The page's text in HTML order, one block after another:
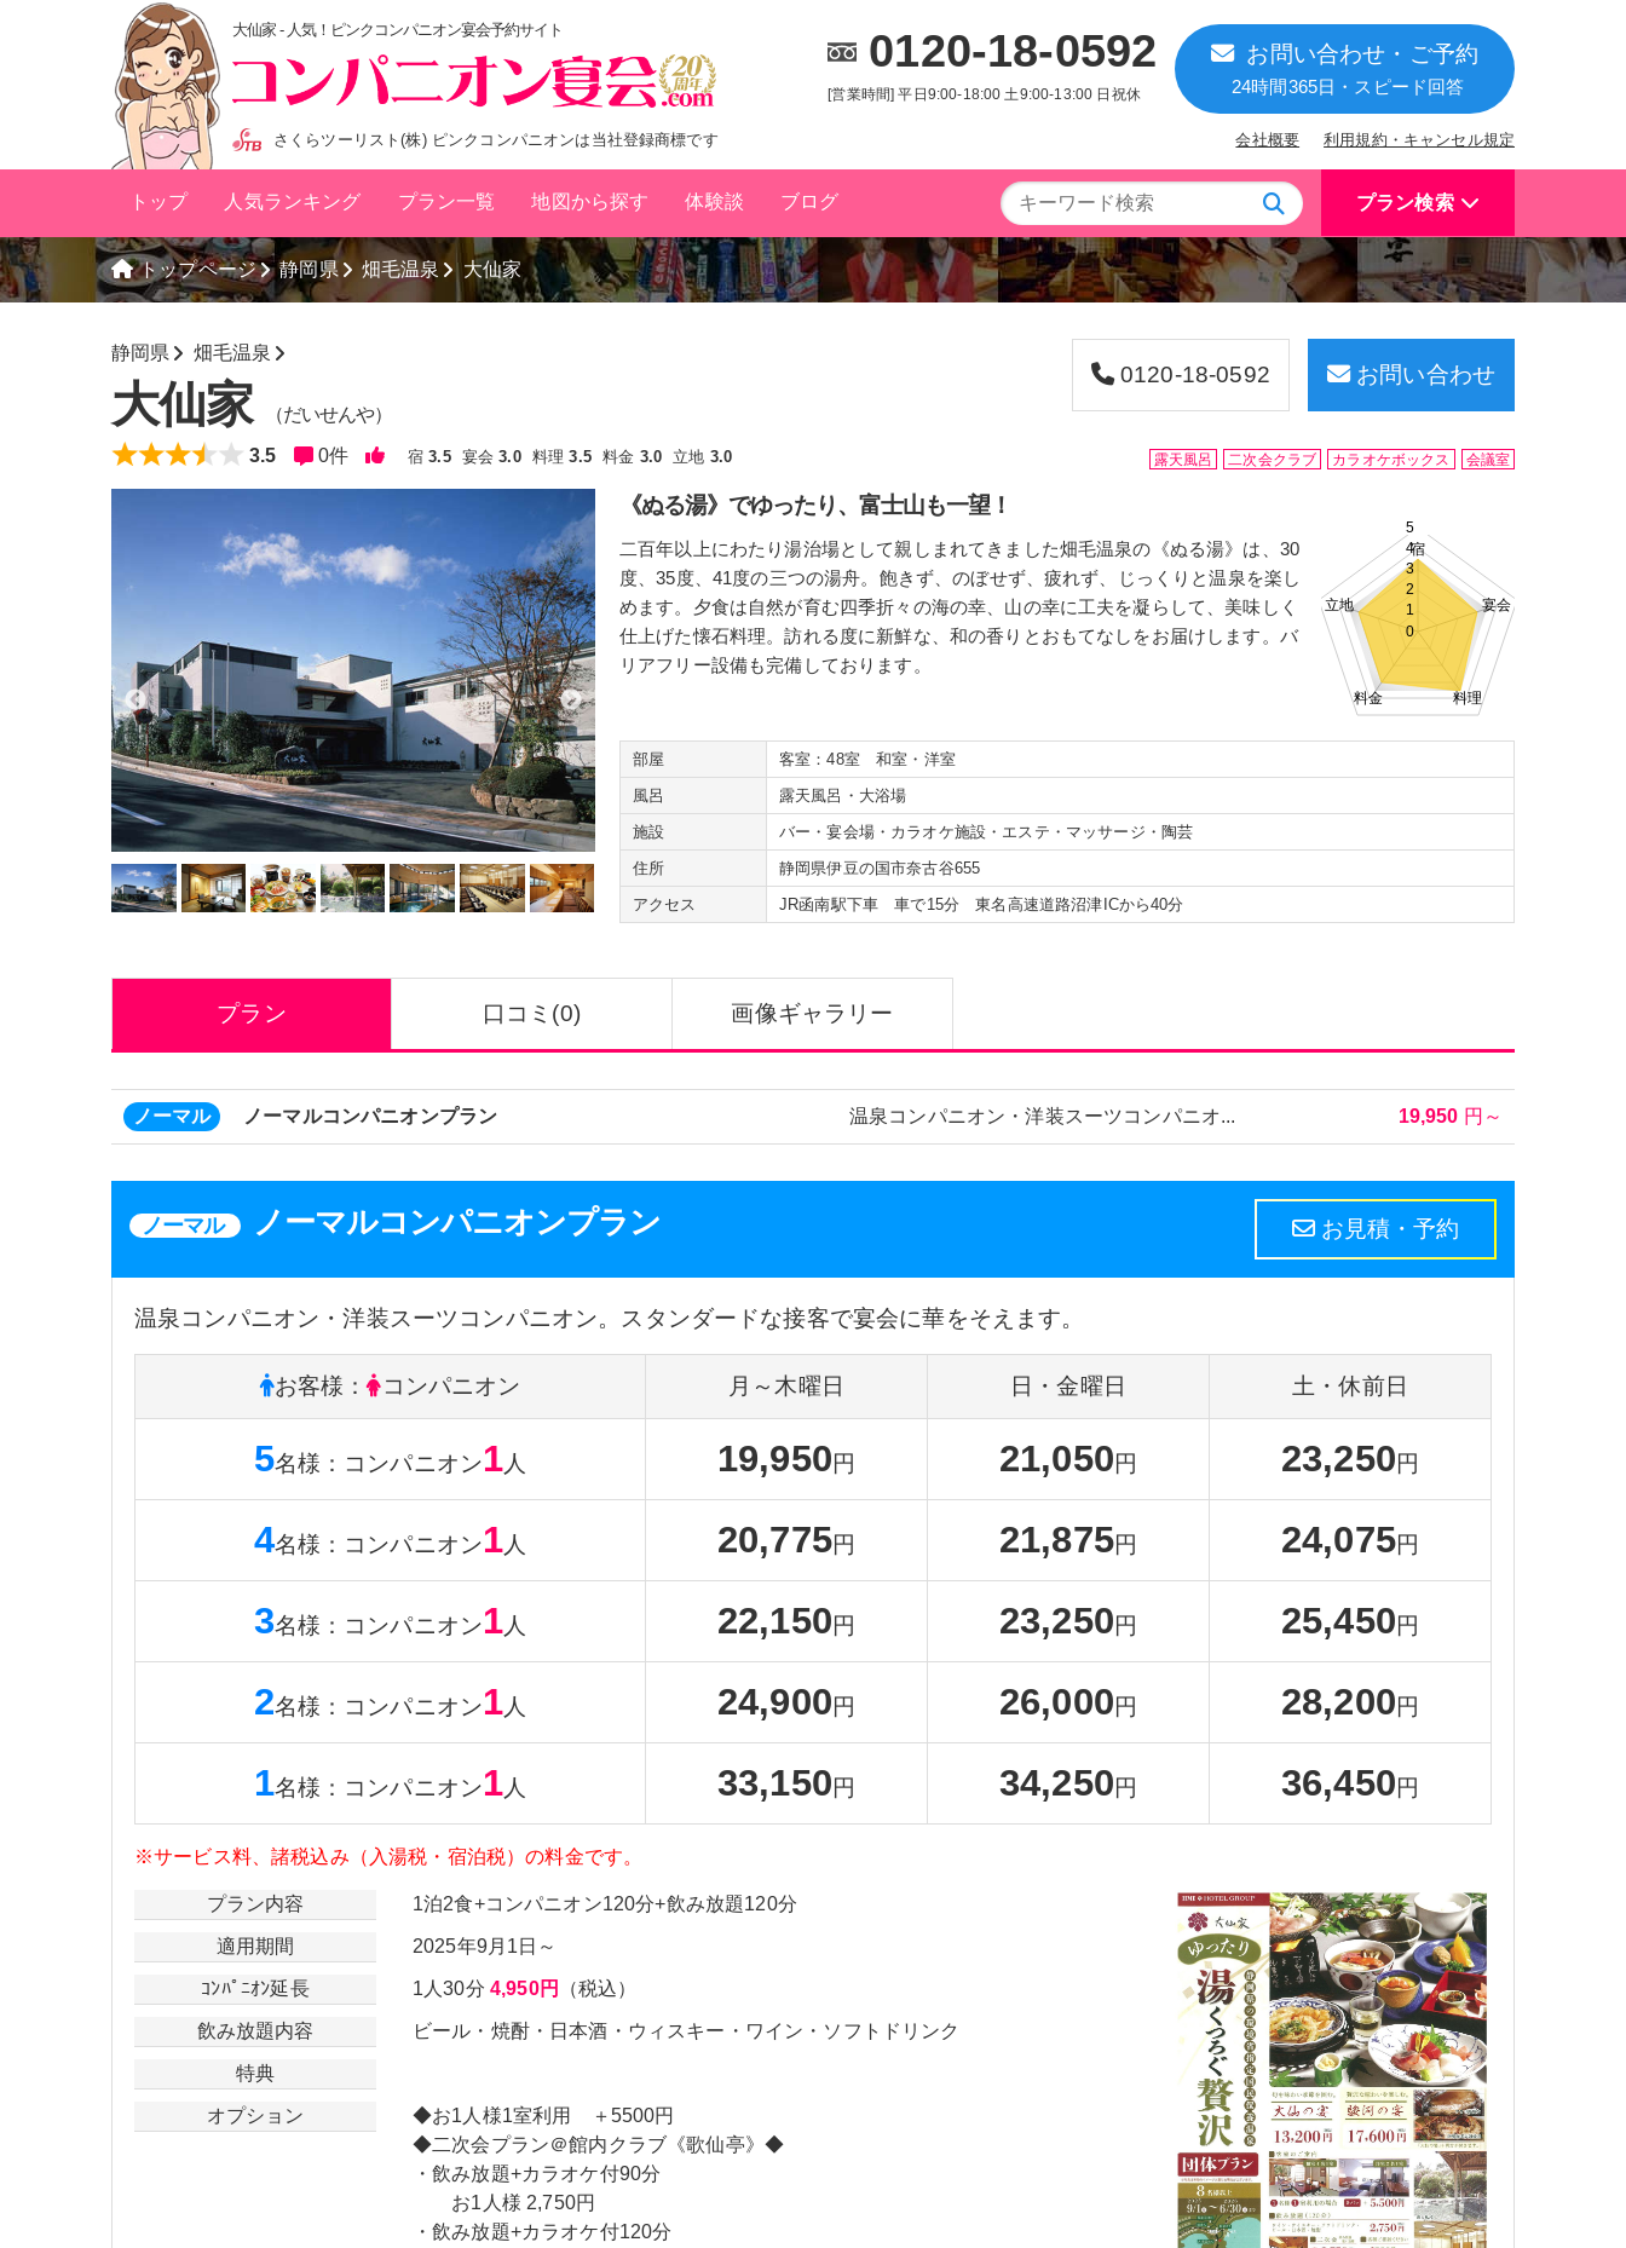
大仙家 - 人気！ピンクコンパニオン宴会予約サイト
さくらツーリスト(株) ピンクコンパニオンは当社登録商標です
0120-18-0592
[営業時間] 平日9:00-18:00 土9:00-13:00 日祝休
お問い合わせ・ご予約
24時間365日・スピード回答
会社概要 利用規約・キャンセル規定
トップ 人気ランキング プラン一覧 地図から探す 体験談 ブログ プラン検索
キーワードから探す
都道府県から探す
北海道 ・東北 札幌 帯広 函館 青森 岩手 宮城 山形
福島
関東
群馬 栃木 茨城 千葉 東京
神奈川
甲信越
・北陸 山梨 長野 新潟 石川
福井
東海・ 近畿 静岡 岐阜 愛知
中国 ・
九州・ 沖縄 福岡 佐賀 熊本 大分
温泉地から探す
北海道 東北 札幌市 定山渓温泉 いわき湯本温泉 芦ノ牧温泉
甲信越・北陸 石和温泉 越後湯沢温泉
東海
熱海温泉 伊豆長岡温泉
熊本市 山鹿温泉 菊池温泉 別府温泉
トップページ 静岡県 畑毛温泉 大仙家
静岡県 畑毛温泉
大仙家
（だいせんや）
3.5
0件 宿3.5 宴会3.0 料理3.5 料金 3.0 立地 3.0 露天風呂 二次会クラブ カラオケボックス 会議室
0120-18-0592 お問い合わせ
《ぬる湯》でゆったり、富士山も一望！
0
1
2
3
4
5
宿
宴会
料理
料金
立地
二百年以上にわたり湯治場として親しまれてきました畑毛温泉の《ぬる湯》は、30
度、35度、41度の三つの湯舟。飽きず、のぼせず、疲れず、じっくりと温泉を楽し
めます。夕食は自然が育む四季折々の海の幸、山の幸に工夫を凝らして、美味しく
仕上げた懐石料理。訪れる度に新鮮な、和の香りとおもてなしをお届けします。バ
リアフリー設備も完備しております。
部屋
客室：48室 和室・洋室
風呂
露天風呂・大浴場
施設
バー・宴会場・カラオケ施設・エステ・マッサージ・陶芸
住所
静岡県伊豆の国市奈古谷655
アクセス
JR函南駅下車 車で15分 東名高速道路沼津ICから40分
プラン 口コミ(0) 画像ギャラリー
ノーマル ノーマルコンパニオンプラン 温泉コンパニオン・洋装スーツコンパニオ... 19,950 円～
ノーマル ノーマルコンパニオンプラン
温泉コンパニオン・洋装スーツコンパニオン。スタンダードな接客で宴会に華をそえます。
お客様 ： コンパニオン 月～木曜日 日・金曜日 土・休前日
5名様 ： コンパニオン1人 19,950円 21,050円 23,250円
4名様 ： コンパニオン1人 20,775円 21,875円 24,075円
3名様 ： コンパニオン1人 22,150円 23,250円 25,450円
2名様 ： コンパニオン1人 24,900円 26,000円 28,200円
1名様 ： コンパニオン1人 33,150円 34,250円 36,450円
※サービス料、諸税込み（入湯税・宿泊税）の料金です。
プラン内容 1泊2食+コンパニオン120分+飲み放題120分
適用期間 2025年9月1日～
ｺﾝﾊﾟﾆｵﾝ延長 1人30分 4,950円 （税込）
飲み放題内容 ビール・焼酎・日本酒・ウィスキー・ワイン・ソフトドリンク
特典
オプション
◆お1人様1室利用 ＋5500円
◆二次会プラン＠館内クラブ《歌仙亭》◆
・飲み放題+カラオケ付90分
お1人様 2,750円
・飲み放題+カラオケ付120分